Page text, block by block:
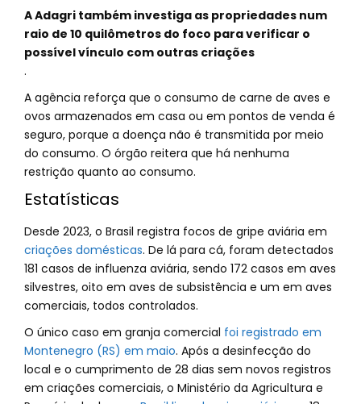
A Adagri também investiga as propriedades num
raio de 10 quilômetros do foco para verificar o
possível vínculo com outras criações
.
A agência reforça que o consumo de carne de aves e
ovos armazenados em casa ou em pontos de venda é
seguro, porque a doença não é transmitida por meio
do consumo. O órgão reitera que há nenhuma
restrição quanto ao consumo.
Estatísticas
Desde 2023, o Brasil registra focos de gripe aviária em
criações domésticas. De lá para cá, foram detectados
181 casos de influenza aviária, sendo 172 casos em aves
silvestres, oito em aves de subsistência e um em aves
comerciais, todos controlados.
O único caso em granja comercial foi registrado em
Montenegro (RS) em maio. Após a desinfecção do
local e o cumprimento de 28 dias sem novos registros
em criações comerciais, o Ministério da Agricultura e